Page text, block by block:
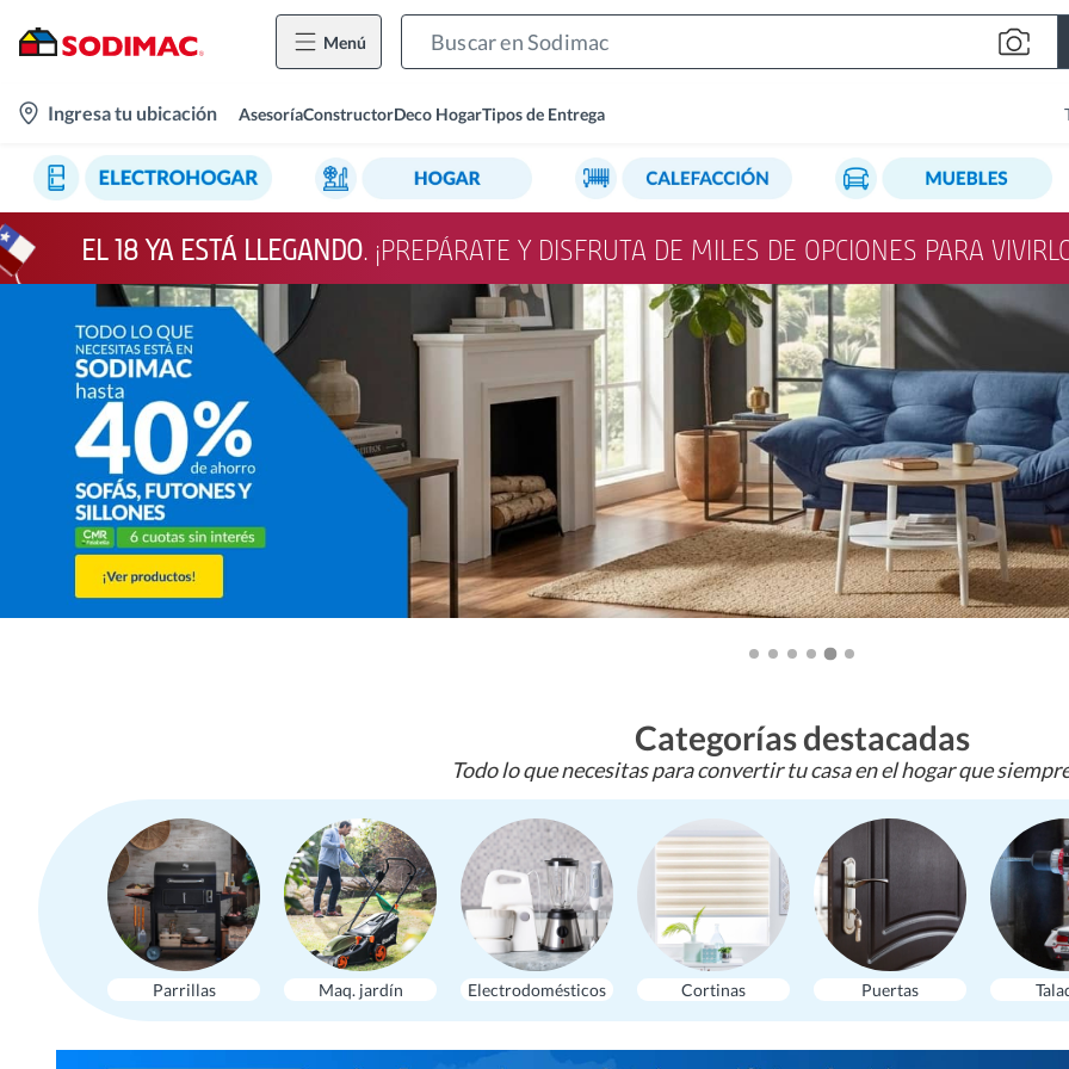
Menú
location-
Ingresa tu ubicación AsesoríaConstructorDeco HogarTipos de Entrega
EL 18 YA ESTÁ LLEGANDO. ¡PREPÁRATE Y DISFRUTA DE MILES DE OPCIONES PARA
Categorías destacadas
Todo lo que necesitas para convertir tu casa en el hogar que
Parrillas Maq. jardín Electrodomésticos Cortinas Puertas